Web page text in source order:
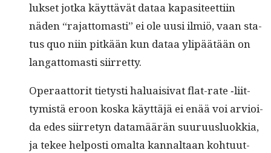
luk­set jot­ka käyt­tävät dataa kap­a­siteet­ti­in
näden “rajat­tomasti” ei ole uusi ilmiö, vaan sta­
tus quo niin pitkään kun dataa ylipäätään on
lan­gat­tomasti siirretty.
Oper­aat­torit tietysti halu­aisi­vat flat-rate ‑liit­
tymistä eroon kos­ka käyt­täjä ei enää voi arvioi­
da edes siir­re­tyn datamäärän suu­ru­us­lu­okkia,
ja tekee hel­posti oma­l­ta kannal­taan kohtu­ut­